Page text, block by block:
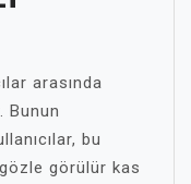
arasında
Bunun
bu
görülür kas